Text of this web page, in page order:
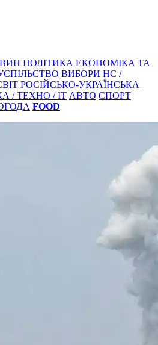
ПОЛІТИКА ЕКОНОМІКА ТА
ВИБОРИ НС /
РОСІЙСЬКО-УКРАЇНСЬКА
/ ТЕХНО / IT АВТО СПОРТ
FOOD